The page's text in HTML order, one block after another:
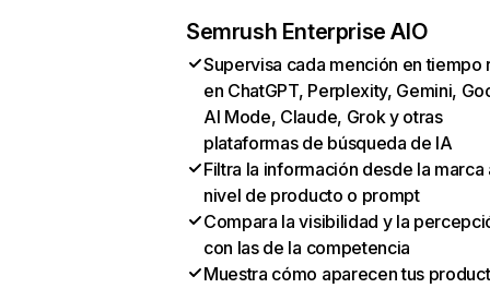
Semrush Enterprise AIO
Supervisa cada mención en tiempo
en ChatGPT, Perplexity, Gemini,
AI Mode, Claude, Grok y otras
plataformas de búsqueda de IA
Filtra la información desde la marca
nivel de producto o prompt
Compara la visibilidad y la
con las de la competencia
Muestra cómo aparecen tus